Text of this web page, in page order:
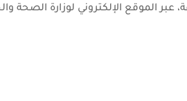
الموقع الإلكتروني لوزارة الصحة